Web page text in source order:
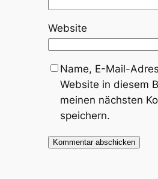
Website
Name, E-Mail-
Website in diesem
meinen nächsten
speichern.